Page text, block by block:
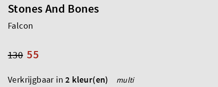
Stones And Bones
Falcon
55
130
Verkrijgbaar in2 kleur(en) multi